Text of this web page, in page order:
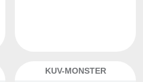
KUV-MONSTER